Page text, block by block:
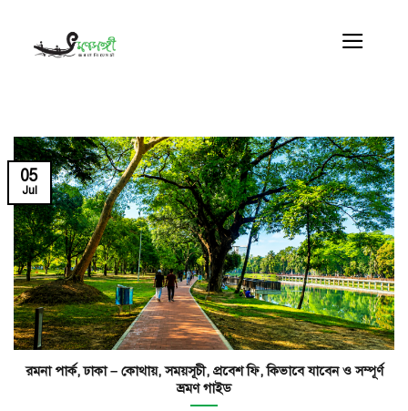
content
রমনা পার্ক, ঢাকা – কোথায়, সময়সূচী, প্রবেশ ফি, কিভাবে যাবেন ও সম্পূর্ণ
ভ্রমণ গাইড
05
Jul